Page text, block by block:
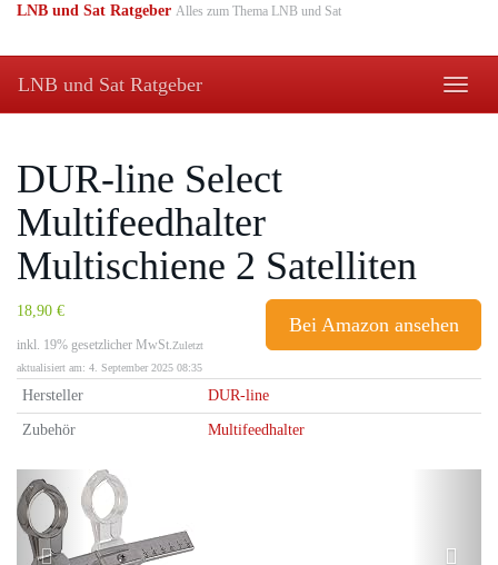
Skip
main
content
LNB und Sat Ratgeber Alles zum Thema LNB und Sat
Toggle
LNB und Sat Ratgeber
DUR-line Select
Multifeedhalter
Multischiene 2 Satelliten
18,90 €
inkl. 19% gesetzlicher MwSt.Zuletzt
aktualisiert am: 4. September 2025 08:35
Bei Amazon ansehen
Hersteller DUR-line
Zubehör Multifeedhalter